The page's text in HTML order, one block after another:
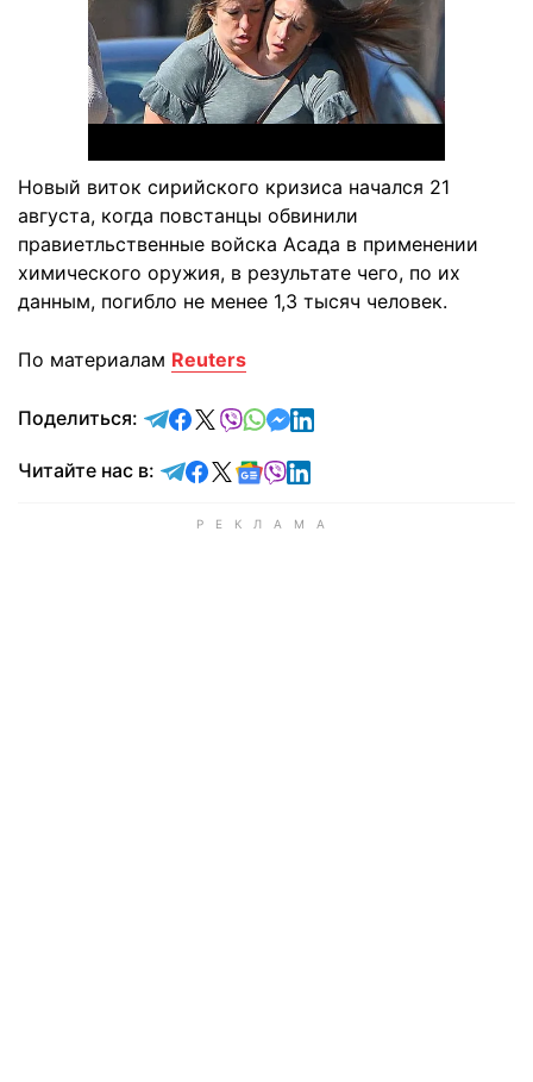
Новый виток сирийского кризиса начался 21
августа, когда повстанцы обвинили
правиетльственные войска Асада в применении
химического оружия, в результате чего, по их
данным, погибло не менее 1,3 тысяч человек.
По материалам Reuters
Поделиться: отправить в Telegram
поделиться в Facebook
поделиться в X
отправить в Viber
отправить в Whatsapp
отправить в Messenger
отправить в LinkedIn
Читайте нас в: Читайте в Telegram
Читайте в Facebook
Читайте в X
Читайте в Google news
Читайте в Viber
Читайте в LinkedIn